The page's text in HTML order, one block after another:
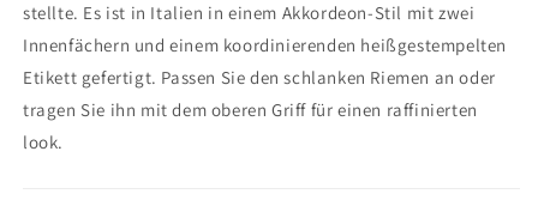
stellte. Es ist in Italien in einem Akkordeon-Stil mit zwei
Innenfächern und einem koordinierenden heißgestempelten
Etikett gefertigt. Passen Sie den schlanken Riemen an oder
tragen Sie ihn mit dem oberen Griff für einen raffinierten
look.